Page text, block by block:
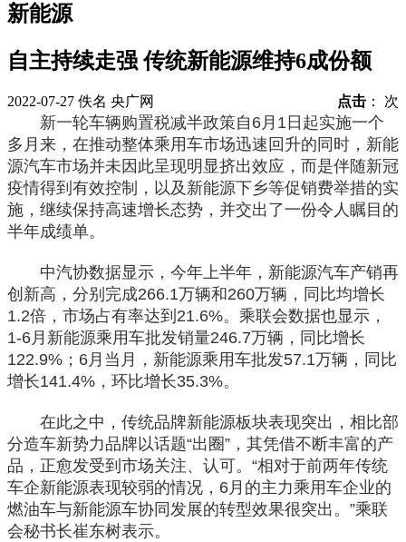
新能源
自主持续走强 传统新能源维持6成份额
2022-07-27 佚名 央广网 点击 ： 次
新一轮车辆购置税减半政策自6月1日起实施一个
多月来，在推动整体乘用车市场迅速回升的同时，新能
源汽车市场并未因此呈现明显挤出效应，而是伴随新冠
疫情得到有效控制，以及新能源下乡等促销费举措的实
施，继续保持高速增长态势，并交出了一份令人瞩目的
半年成绩单。
中汽协数据显示，今年上半年，新能源汽车产销再
创新高，分别完成266.1万辆和260万辆，同比均增长
1.2倍，市场占有率达到21.6%。乘联会数据也显示，
1-6月新能源乘用车批发销量246.7万辆，同比增长
122.9%；6月当月，新能源乘用车批发57.1万辆，同比
增长141.4%，环比增长35.3%。
在此之中，传统品牌新能源板块表现突出，相比部
分造车新势力品牌以话题“出圈”，其凭借不断丰富的产
品，正愈发受到市场关注、认可。“相对于前两年传统
车企新能源表现较弱的情况，6月的主力乘用车企业的
燃油车与新能源车协同发展的转型效果很突出。”乘联
会秘书长崔东树表示。